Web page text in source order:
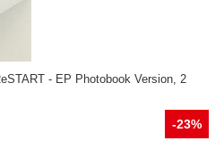
- EP Photobook Version, 2
-23%